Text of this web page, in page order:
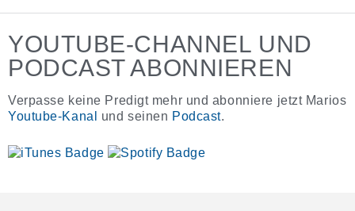
YOUTUBE-CHANNEL UND
PODCAST ABONNIEREN
Verpasse keine Predigt mehr und abonniere jetzt Marios
Youtube-Kanal
und seinen Podcast.